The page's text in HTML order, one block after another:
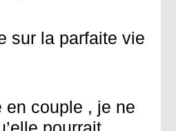
sur la parfaite vie
en couple , je ne